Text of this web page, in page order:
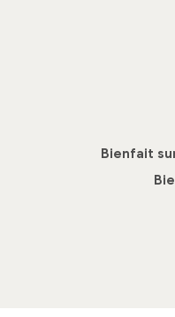
Bienfait